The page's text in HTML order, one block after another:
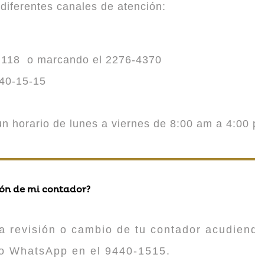
canales de atención:
o marcando el 2276-4370
15-15
horario de lunes a viernes de 8:00 am a 4:00
de mi contador?
revisión o cambio de tu contador
WhatsApp en el 9440-1515.